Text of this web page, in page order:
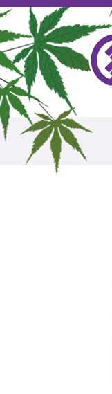
ペ
ー
ジ
の
先
頭
で
す。
メ
ニ
ュ
ー
を
飛
ば
し
て
本